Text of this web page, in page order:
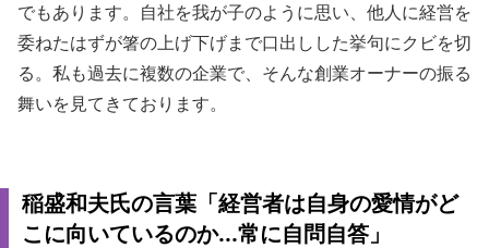
でもあります。自社を我が子のように思い、他人に経営を
委ねたはずが箸の上げ下げまで口出しした挙句にクビを切
る。私も過去に複数の企業で、そんな創業オーナーの振る
舞いを見てきております。
稲盛和夫氏の言葉「経営者は自身の愛情がど
こに向いているのか...常に自問自答」